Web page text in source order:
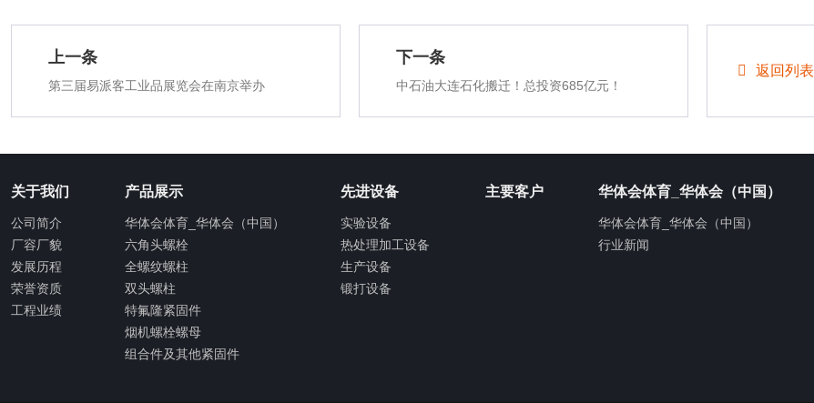
上一条
第三届易派客工业品展览会在南京举办
下一条
中石油大连石化搬迁！总投资685亿元！
返回列表
关于我们
公司简介
厂容厂貌
发展历程
荣誉资质
工程业绩
产品展示
华体会体育_华体会（中国）
六角头螺栓
全螺纹螺柱
双头螺柱
特氟隆紧固件
烟机螺栓螺母
组合件及其他紧固件
先进设备
实验设备
热处理加工设备
生产设备
锻打设备
主要客户 华体会体育_华体会（中国）
华体会体育_华体会（中国）
行业新闻